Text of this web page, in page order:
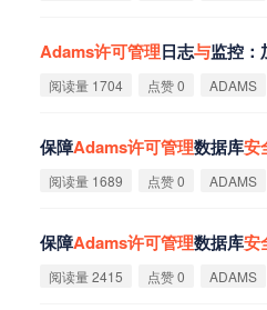
Adams许可管理日志与监控：
阅读量 1704 点赞 0 ADAMS
保障Adams许可管理数据库安
阅读量 1689 点赞 0 ADAMS
保障Adams许可管理数据库安
阅读量 2415 点赞 0 ADAMS